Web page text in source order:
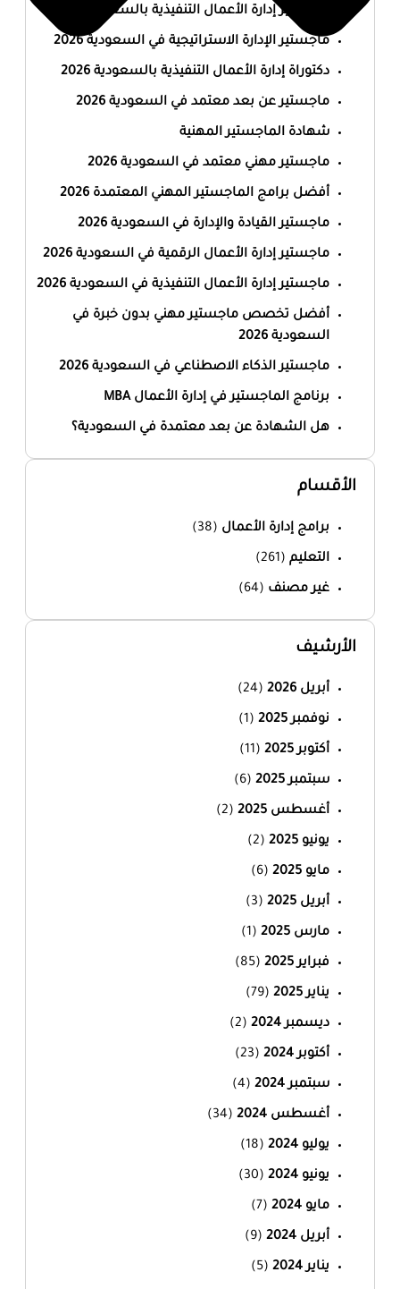
ماجستير إدارة الأعمال التنفيذية بالسعودية 2026
ماجستير الإدارة الاستراتيجية في السعودية 2026
دكتوراة إدارة الأعمال التنفيذية بالسعودية 2026
ماجستير عن بعد معتمد في السعودية 2026
شهادة الماجستير المهنية
ماجستير مهني معتمد في السعودية 2026
أفضل برامج الماجستير المهني المعتمدة 2026
ماجستير القيادة والإدارة في السعودية 2026
ماجستير إدارة الأعمال الرقمية في السعودية 2026
ماجستير إدارة الأعمال التنفيذية في السعودية 2026
أفضل تخصص ماجستير مهني بدون خبرة في
السعودية 2026
ماجستير الذكاء الاصطناعي في السعودية 2026
برنامج الماجستير في إدارة الأعمال MBA
هل الشهادة عن بعد معتمدة في السعودية؟
الأقسام
برامج إدارة الأعمال (38)
التعليم (261)
غير مصنف (64)
الأرشيف
أبريل 2026 (24)
نوفمبر 2025 (1)
أكتوبر 2025 (11)
سبتمبر 2025 (6)
أغسطس 2025 (2)
يونيو 2025 (2)
مايو 2025 (6)
أبريل 2025 (3)
مارس 2025 (1)
فبراير 2025 (85)
يناير 2025 (79)
ديسمبر 2024 (2)
أكتوبر 2024 (23)
سبتمبر 2024 (4)
أغسطس 2024 (34)
يوليو 2024 (18)
يونيو 2024 (30)
مايو 2024 (7)
أبريل 2024 (9)
يناير 2024 (5)